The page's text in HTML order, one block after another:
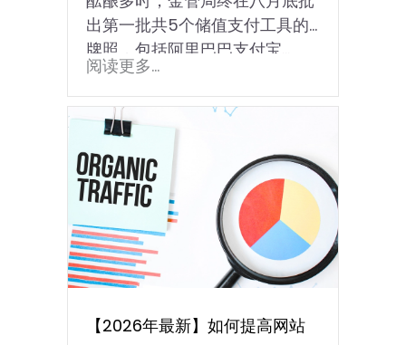
出第一批共5个储值支付工具的
牌照，包括阿里巴巴支付宝...
阅读更多...
【2026年最新】如何提高网站